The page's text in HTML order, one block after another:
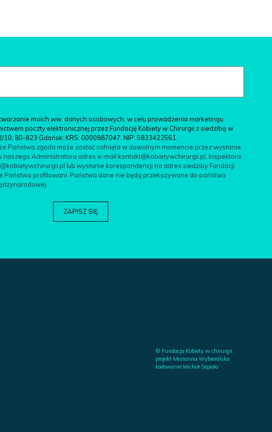
moich ww. danych osobowych, w celu prowadzenia marketingu
poczty elektronicznej przez Fundację Kobiety w Chirurgii z siedzibą w
10, 80-823 Gdańsk: KRS: 0000887047, NIP: 5833422561.
Państwa zgoda może zostać cofnięta w dowolnym momencie przez wysłanie
naszego Administratora adres e-mail kontakt@kobietywchirurgii.pl, Inspektora
lub wysłanie korespondencji na adres siedziby Fundacji.
Państwo profilowani. Państwa dane nie będą przekazywane do państwa
© Fundacja Kobiety w chirurgii
projekt Marianna Wybieralska
kodowanie Michał Sepioło